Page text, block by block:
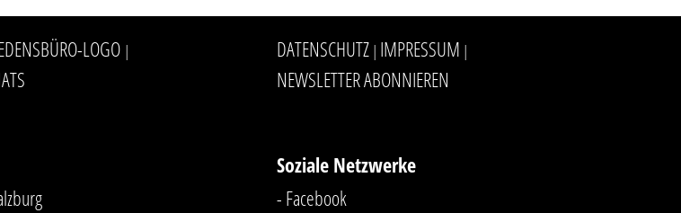
LOGO | DATENSCHUTZ | IMPRESSUM |
NEWSLETTER ABONNIEREN
Soziale Netzwerke
- Facebook